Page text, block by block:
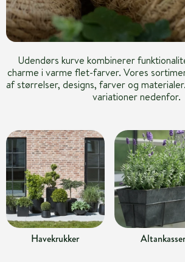
Udendørs kurve kombinerer
charme i varme flet-farver. Vores
af størrelser, designs, farver og
variationer nedenfor.
Havekrukker